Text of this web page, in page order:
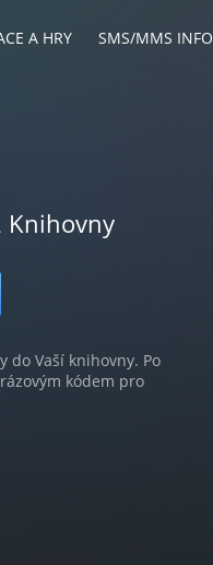
A HRY SMS/MMS INFO
Knihovny
Vaší knihovny. Po
kódem pro